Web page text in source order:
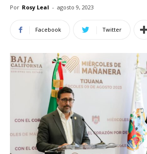
Por Rosy Leal - agosto 9, 2023
Facebook Twitter